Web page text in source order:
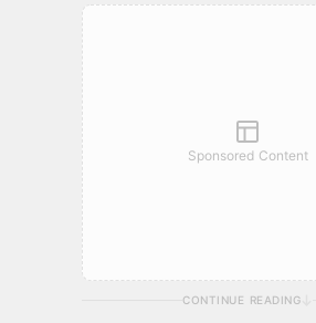
經過一天忙碌過後，回到家中能品嚐到一
福的事。
《成洛媽媽家常湯》一直秉承「齊齊飲湯
念，希望透過分享，將一碗簡單的家常湯
讓更多的人能夠身體健康和體會幸福！
Sponsored Content
CONTINUE READING